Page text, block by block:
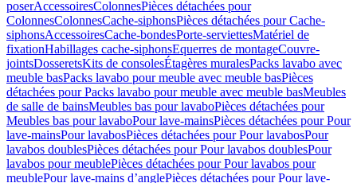
poserAccessoiresColonnesPièces détachées pour
ColonnesColonnesCache-siphonsPièces détachées pour Cache-
siphonsAccessoiresCache-bondesPorte-serviettesMatériel de
fixationHabillages cache-siphonsEquerres de montageCouvre-
jointsDosseretsKits de consolesÉtagères muralesPacks lavabo avec
meuble basPacks lavabo pour meuble avec meuble basPièces
détachées pour Packs lavabo pour meuble avec meuble basMeubles
de salle de bainsMeubles bas pour lavaboPièces détachées pour
Meubles bas pour lavaboPour lave-mainsPièces détachées pour Pour
lave-mainsPour lavabosPièces détachées pour Pour lavabosPour
lavabos doublesPièces détachées pour Pour lavabos doublesPour
lavabos pour meublePièces détachées pour Pour lavabos pour
meublePour lave-mains d’anglePièces détachées pour Pour lave-